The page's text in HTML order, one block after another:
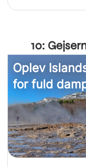
10:
Oplev
for fuld